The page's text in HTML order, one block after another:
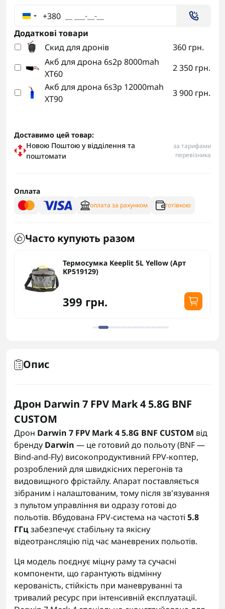
+380
Додаткові товари
Скид для дронів
360 грн.
Акб для дрона 6s2p 8000mah
XT60
2 350 грн.
Акб для дрона 6s3p 12000mah
XT90
3 900 грн.
Доставимо цей товар:
Новою Поштою у відділення та
поштомати
за тарифами
перевізника
Оплата
оплата за рахунком готівкою
Часто купують разом
Термосумка Keeplit 5L Yellow (Арт
KP519129)
399 грн.
Опис
Дрон Darwin 7 FPV Mark 4 5.8G BNF
CUSTOM
Дрон Darwin 7 FPV Mark 4 5.8G BNF CUSTOM від
бренду Darwin — це готовий до польоту (BNF —
Bind-and-Fly) високопродуктивний FPV-коптер,
розроблений для швидкісних перегонів та
видовищного фрістайлу. Апарат поставляється
зібраним і налаштованим, тому після зв'язування
з пультом управління ви одразу готові до
польотів. Вбудована FPV-система на частоті 5.8
ГГцзабезпечує стабільну та якісну
відеотрансляцію під час маневрених польотів.
Ця модель поєднує міцну раму та сучасні
компоненти, що гарантують відмінну
керованість, стійкість при маневруванні та
тривалий ресурс при інтенсивній експлуатації.